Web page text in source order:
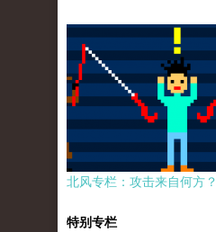
北风专栏：攻击来自何方？
特别专栏